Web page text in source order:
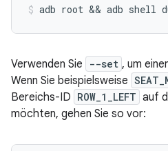
Verwenden Sie --set , um
Wenn Sie beispielsweise
Bereichs-ID ROW_1_LEFT auf
möchten, gehen Sie so vor: